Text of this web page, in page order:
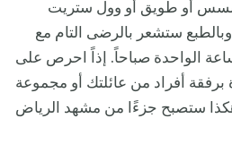
أو طويق أو وول ستريت
ستشعر بالرضى التام مع
الواحدة صباحاً. إذاً احرص على
برفقة أفراد من عائلتك أو مجموعة
ستصبح جزءًا من مشهد الرياض